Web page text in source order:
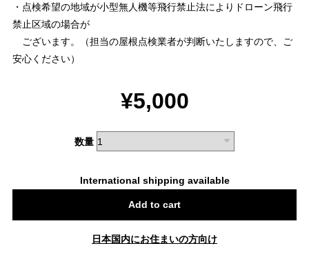
・点検希望の地域が小型無人機等飛行禁止法によりドローン飛行
禁止区域の場合が
ございます。（担当の屋根点検業者が判断いたしますので、ご
安心ください）
¥5,000
数量
International shipping available
Add to cart
日本国内にお住まいの方向け